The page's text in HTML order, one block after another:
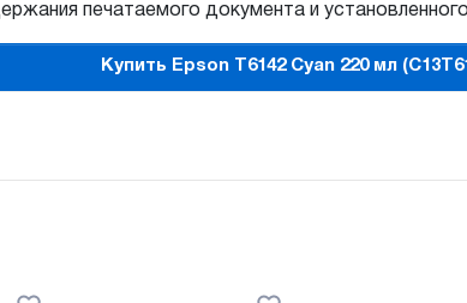
печатаемого документа и
Купить Epson T6142 Cyan 220 мл